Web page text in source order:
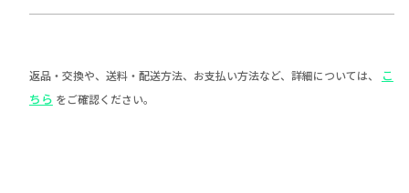
返品・交換や、送料・配送方法、お支払い方法など、詳細については、
こ
ちら をご確認ください。